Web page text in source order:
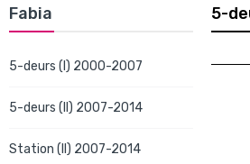
Fabia
5-deurs (I) 2000-2007
5-deurs (II) 2007-2014
Station (II) 2007-2014
5-